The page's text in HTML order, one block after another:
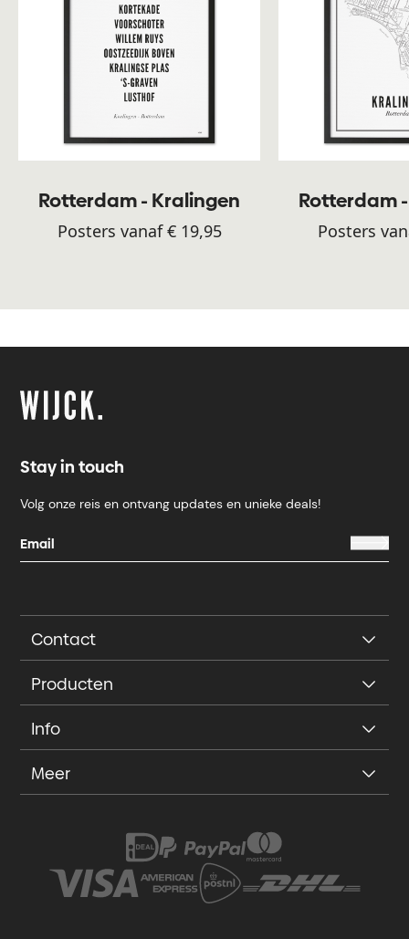
Rotterdam - Kralingen
Posters vanaf € 19,95
Rotterdam
Posters
Stay in touch
Volg onze reis en ontvang updates en unieke deals!
Contact
Producten
Info
Meer